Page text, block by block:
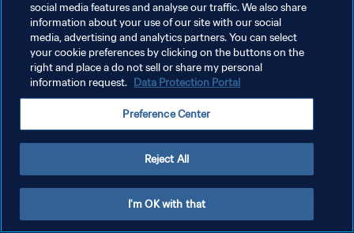
سياسة الخصوصية
إدارة تفضيلات ملفات تعريف الارتباط
social media features and analyse our traffic. We also share
information about your use of our site with our social
media, advertising and analytics partners. You can select
your cookie preferences by clicking on the buttons on the
right and place a do not sell or share my personal
information request. Data Protection Portal
Preference Center
Reject All
I'm OK with that